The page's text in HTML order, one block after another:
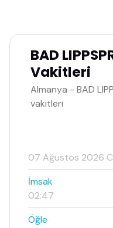
BAD
Vakitleri
Almanya - BAD
vakitleri
07 Ağustos 2026
İmsak
02:47
Öğle